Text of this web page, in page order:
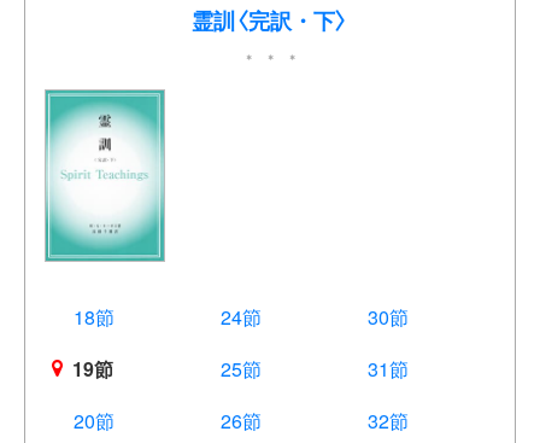
霊訓〈完訳・下〉
18節
19節
20節
24節
25節
26節
30節
31節
32節